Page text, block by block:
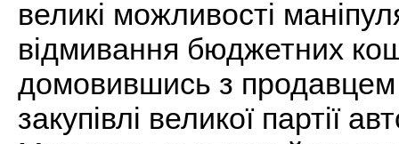
великі можливості
відмивання бюджетних
домовившись з продавцем
закупівлі великої партії